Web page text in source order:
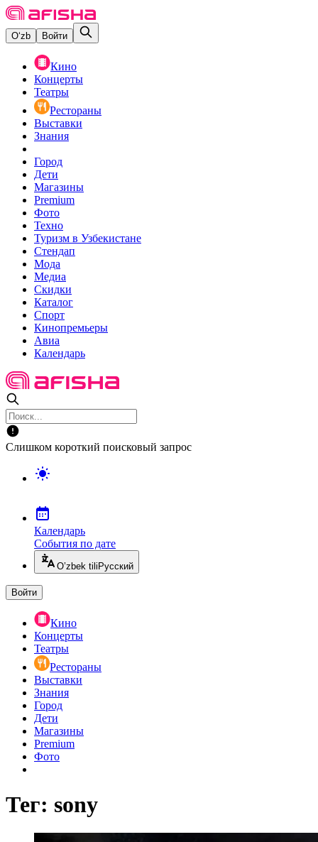
O‘zb Войти
Кино
Концерты
Театры
Рестораны
Выставки
Знания
Город
Дети
Магазины
Premium
Фото
Техно
Туризм в Узбекистане
Стендап
Мода
Медиа
Скидки
Каталог
Спорт
Кинопремьеры
Авиа
Календарь
Слишком короткий поисковый запрос
Календарь
События по дате
O’zbek tili Русский
Войти
Кино
Концерты
Театры
Рестораны
Выставки
Знания
Город
Дети
Магазины
Premium
Фото
Тег: sony